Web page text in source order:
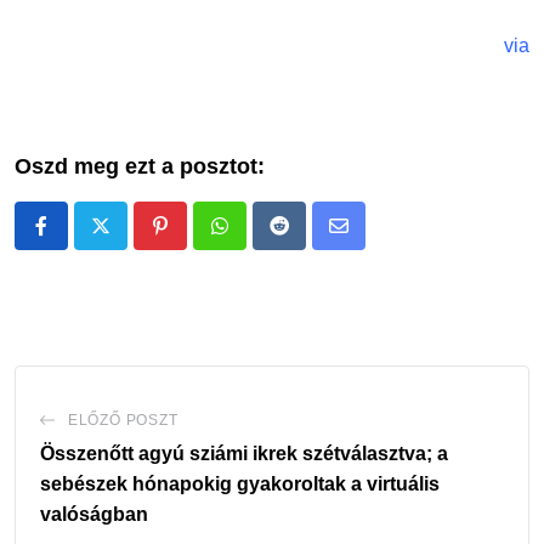
via
Oszd meg ezt a posztot:
PinterestWhatsappReddit
ELŐZŐ POSZT
Összenőtt agyú sziámi ikrek szétválasztva; a
sebészek hónapokig gyakoroltak a virtuális
valóságban